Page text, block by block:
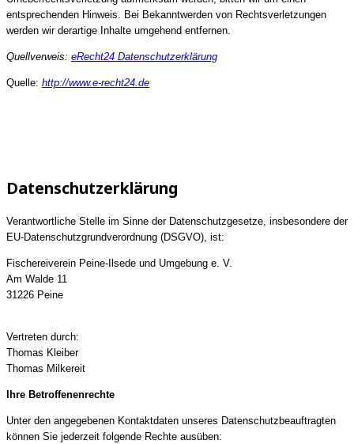
entsprechenden Hinweis. Bei Bekanntwerden von Rechtsverletzungen
werden wir derartige Inhalte umgehend entfernen.
Quellverweis: eRecht24 Datenschutzerklärung
Quelle: http://www.e-recht24.de
Datenschutzerklärung
Verantwortliche Stelle im Sinne der Datenschutzgesetze, insbesondere der
EU-Datenschutzgrundverordnung (DSGVO), ist:
Fischereiverein Peine-Ilsede und Umgebung e. V.
Am Walde 11
31226 Peine
Vertreten durch:
Thomas Kleiber
Thomas Milkereit
Ihre Betroffenenrechte
Unter den angegebenen Kontaktdaten unseres Datenschutzbeauftragten
können Sie jederzeit folgende Rechte ausüben: